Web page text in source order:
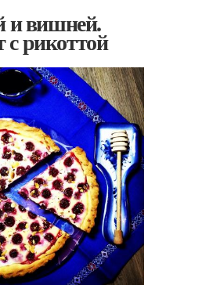
и вишней.
рикоттой